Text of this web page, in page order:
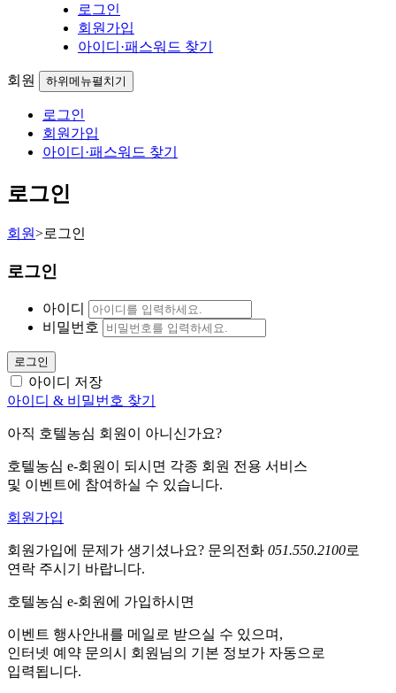
로그인
회원가입
아이디·패스워드 찾기
회원 하위메뉴펼치기
로그인
회원가입
아이디·패스워드 찾기
로그인
회원>로그인
로그인
아이디
비밀번호
로그인
아이디 저장
아이디 & 비밀번호 찾기
아직 호텔농심 회원이 아니신가요?
호텔농심 e-회원이 되시면 각종 회원 전용 서비스
및 이벤트에 참여하실 수 있습니다.
회원가입
회원가입에 문제가 생기셨나요? 문의전화 051.550.2100로
연락 주시기 바랍니다.
호텔농심 e-회원에 가입하시면
이벤트 행사안내를 메일로 받으실 수 있으며,
인터넷 예약 문의시 회원님의 기본 정보가 자동으로
입력됩니다.